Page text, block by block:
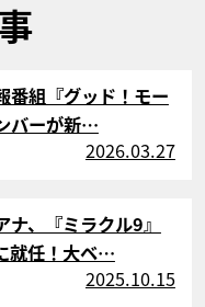
番組『グッド！モー
バーが新…
2026.03.27
、『ミラクル9』
就任！大ベ…
2025.10.15